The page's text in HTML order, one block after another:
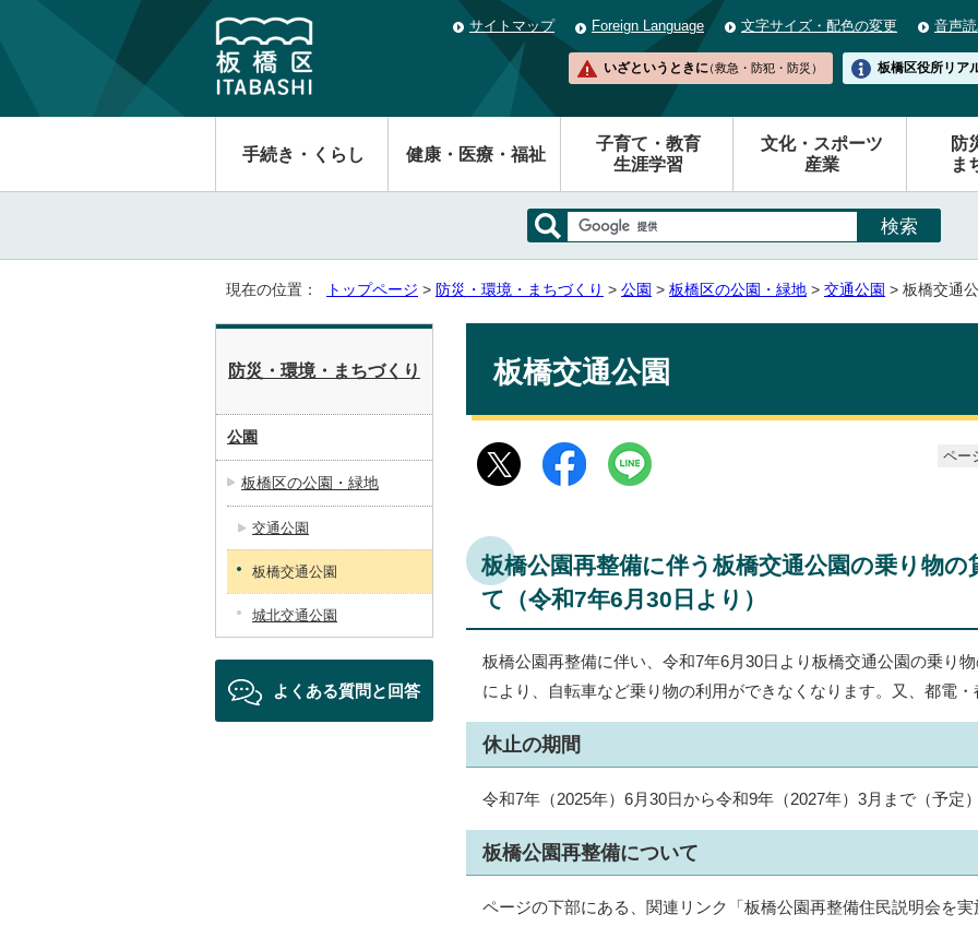
サイトマップ Foreign Language 文字サイズ・配色の変更 音声
いざというときに（救急・防犯・防災） 板橋区役所リア
手続き・くらし 健康・医療・福祉
子育て・教育
生涯学習
文化・スポーツ
産業
防
ま
現在の位置： トップページ > 防災・環境・まちづくり > 公園 > 板橋区の公園・緑地 > 交通公園 > 板橋交通
板橋交通公園
ペー
板橋公園再整備に伴う板橋交通公園の乗り物
て（令和7年6月30日より）
板橋公園再整備に伴い、令和7年6月30日より板橋交通公園の乗り
により、自転車など乗り物の利用ができなくなります。又、都電・
休止の期間
令和7年（2025年）6月30日から令和9年（2027年）3月まで（予定）
板橋公園再整備について
ページの下部にある、関連リンク「板橋公園再整備住民説明会を実
防災・環境・まちづくり
公園
板橋区の公園・緑地
交通公園
板橋交通公園
城北交通公園
よくある質問と回答